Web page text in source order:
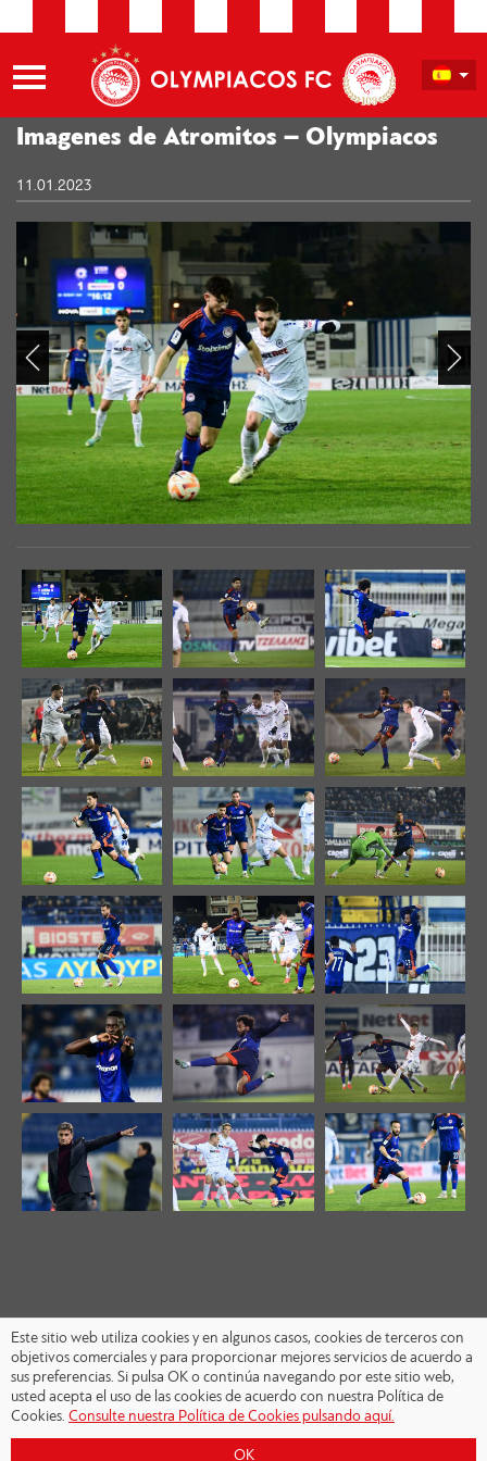
Imagenes de Atromitos – Olympiacos
11.01.2023
Este sitio web utiliza cookies y en algunos casos, cookies de terceros con
objetivos comerciales y para proporcionar mejores servicios de acuerdo a
sus preferencias. Si pulsa OK o continúa navegando por este sitio web,
usted acepta el uso de las cookies de acuerdo con nuestra Política de
Cookies. Consulte nuestra Política de Cookies pulsando aquí.
OK